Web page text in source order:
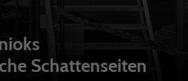
Schattenseiten